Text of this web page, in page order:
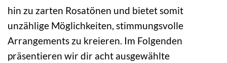
hin zu zarten Rosatönen und bietet somit
unzählige Möglichkeiten, stimmungsvolle
Arrangements zu kreieren. Im Folgenden
präsentieren wir dir acht ausgewählte